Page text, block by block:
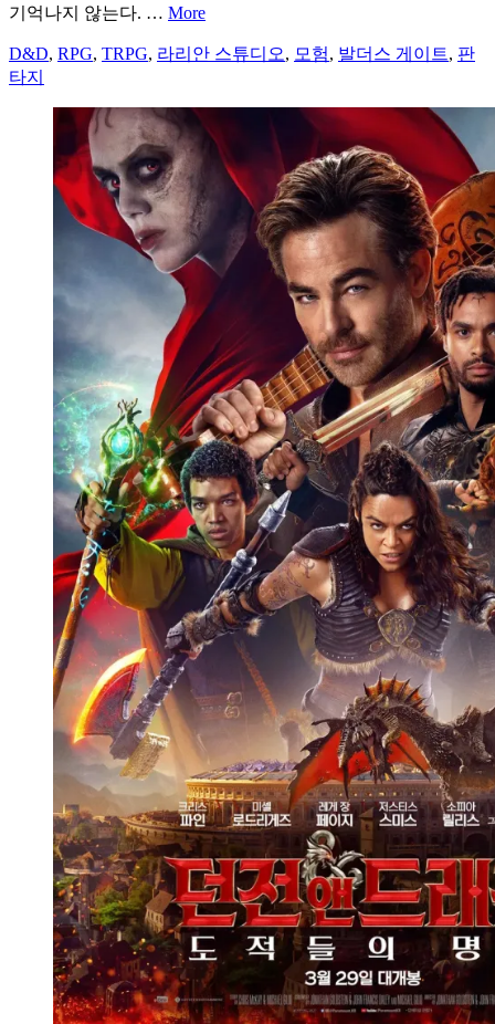
기억나지 않는다. … More
D&D, RPG, TRPG, 라리안 스튜디오, 모험, 발더스 게이트, 판
타지